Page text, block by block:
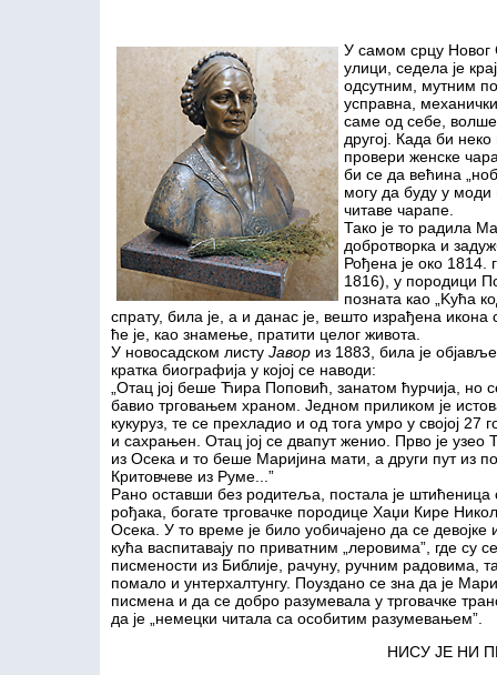
У самом срцу Новог
улици, седела је
одсутним, мутним
усправна,
саме од себе,
другој. Када би
провери женске
би се да већина
могу да буду у
читаве чарапе.
Тако је то радила
добротворка и
Рођена је око 1814.
1816), у породици
позната као „Kућа
спрату, била је, а и данас је, вешто израђена
ће је, као знамење, пратити целог живота.
У новосадском листу Јавор из 1883, била је
кратка биографија у којој се наводи:
„Отац јој беше Ћира Поповић, занатом ћурчија, но
бавио трговањем храном. Једном приликом је
кукуруз, те се прехладио и од тога умро у својој 27
и сахрањен. Отац јој се двапут женио. Прво је узео
из Осека и то беше Маријина мати, а други пут из
Критовчеве из Руме...”
Рано оставши без родитеља, постала је штићеница
рођака, богате трговачке породице Хаџи Кире
Осека. У то време је било уобичајено да се девојке
кућа васпитавају по приватним „леровима”, где су
писмености из Библије, рачуну, ручним радовима,
помало и унтерхалтунгу. Поуздано се зна да је
писмена и да се добро разумевала у трговачке
да је „немецки читала са особитим разумевањем”.
НИСУ ЈЕ НИ